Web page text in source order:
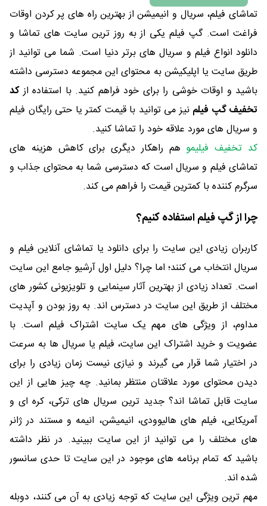
تماشای فیلم، سریال و انیمیشن از بهترین راه های پر کردن اوقات
فراغت است. گپ فیلم یکی از به روز ترین سایت های تماشا و
دانلود انواع فیلم و سریال های برتر دنیا است. شما می توانید از
طریق سایت یا اپلیکیشن به محتوای این مجموعه دسترسی داشته
باشید و اوقات خوشی را برای خود فراهم کنید. با استفاده ازکد
تخفیف گپ فیلم نیز می توانید با قیمت کمتر یا حتی رایگان فیلم
و سریال های مورد علاقه خود را تماشا کنید.
کد تخفیف فیلیمو هم راهکار دیگری برای کاهش هزینه های
تماشای فیلم و سریال است که دسترسی شما به محتوای جذاب و
سرگرم کننده با کمترین قیمت را فراهم می کند.
چرا از گپ فیلم استفاده کنیم؟
کاربران زیادی این سایت را برای دانلود یا تماشای آنلاین فیلم و
سریال انتخاب می کنند؛ اما چرا؟ دلیل اول آرشیو جامع این سایت
است. تعداد زیادی از بهترین آثار سینمایی و تلویزیونی کشور های
مختلف از طریق این سایت در دسترس اند. به روز بودن و آپدیت
مداوم، از ویژگی های مهم یک سایت اشتراک فیلم است. با
عضویت و خرید اشتراک این سایت، فیلم یا سریال ها به سرعت
در اختیار شما قرار می گیرند و نیازی نیست زمان زیادی را برای
دیدن محتوای مورد علاقتان منتظر بمانید. چه چیز هایی از این
سایت قابل تماشا اند؟ جدید ترین سریال های ترکی، کره ای و
آمریکایی، فیلم های هالیوودی، انیمیشن، انیمه و مستند در ژانر
های مختلف را می توانید از این سایت ببینید. در نظر داشته
باشید که تمام برنامه های موجود در این سایت تا حدی سانسور
شده اند.
مهم ترین ویژگی این سایت که توجه زیادی به آن می کنند، دوبله